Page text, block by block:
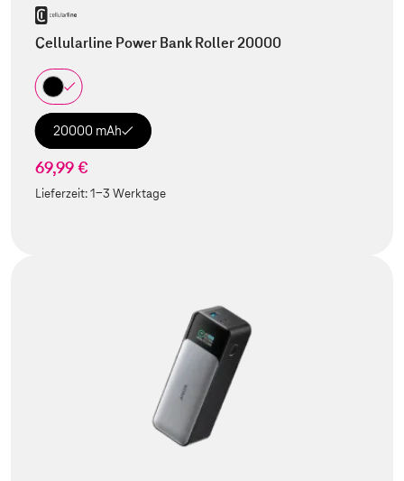
Cellularline Power Bank Roller 20000
20000 mAh
69,99 €
Lieferzeit:1-3 Werktage